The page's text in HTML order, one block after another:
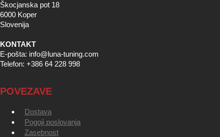
Škocjanska pot 18
6000 Koper
Slovenija
KONTAKT
E-pošta: info@luna-tuning.com
Telefon: +386 64 228 998
POVEZAVE
Dostava
Pogoji poslovanja
Zasebnost